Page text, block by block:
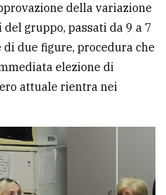
della variazione
gruppo, passati da 9 a 7
due figure, procedura che
elezione di
attuale rientra nei